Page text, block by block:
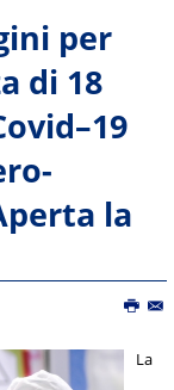
per
di 18
la
La